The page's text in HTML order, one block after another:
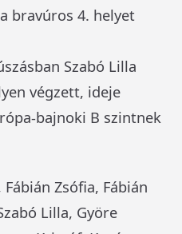
bravúros 4. helyet
Szabó Lilla
végzett, ideje
bajnoki B szintnek
Zsófia, Fábián
Lilla, Györe